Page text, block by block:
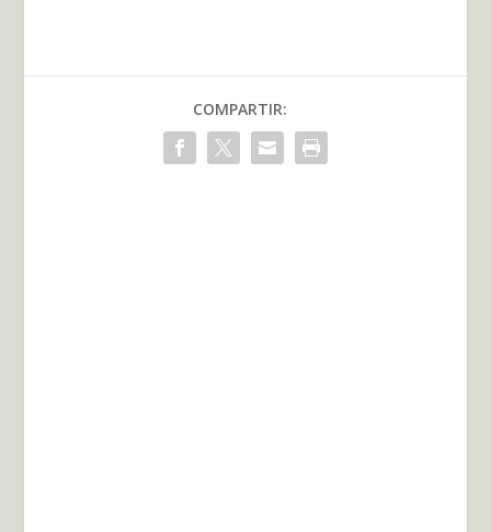
COMPARTIR: